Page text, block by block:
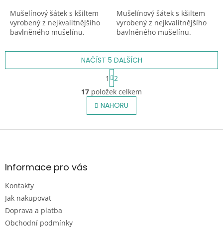
5
hvězdiček.
Mušelínový šátek s kšiltem
vyrobený z nejkvalitnějšího
bavlněného mušelínu.
5
hvězdiček.
Mušelínový šátek s kšiltem
vyrobený z nejkvalitnějšího
bavlněného mušelínu.
O
v
l
á
NAČÍST 5 DALŠÍCH
S
t
r
á
n
k
v
1
2
17 položek celkem
NAHORU
Z
aInformace pro vás
Kontakty
Jak nakupovat
Doprava a platba
Obchodní podmínky